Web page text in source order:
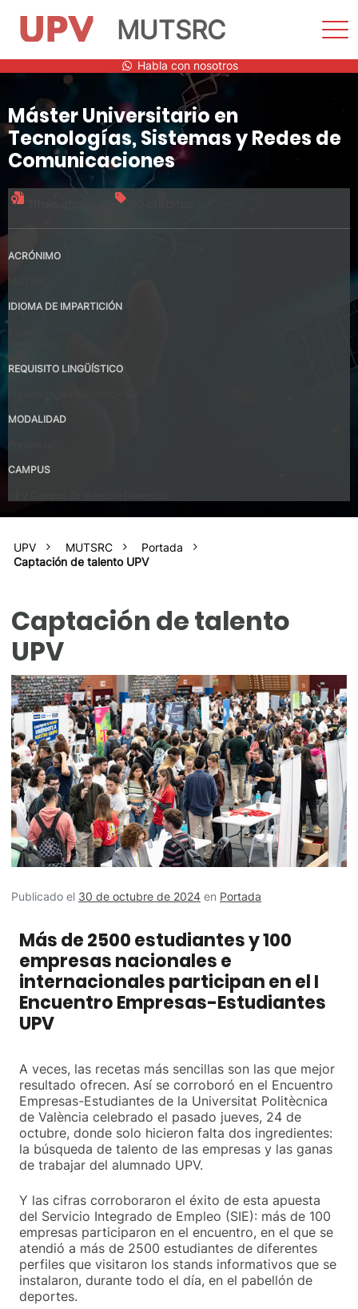
contenido
MUTSRC
Habla con nosotros
Máster Universitario en
Tecnologías, Sistemas y Redes de
Comunicaciones
ACRÓNIMO
IDIOMA DE IMPARTICIÓN
REQUISITO LINGÜÍSTICO
MODALIDAD
CAMPUS
UPV MUTSRC
Portada
Captación de talento UPV
Captación de talento
UPV
Publicado el 30 de octubre de 2024 en Portada
Más de 2500 estudiantes y 100
empresas nacionales e
internacionales participan en el I
Encuentro Empresas-Estudiantes
UPV
A veces, las recetas más sencillas son las que mejor
resultado ofrecen. Así se corroboró en el Encuentro
Empresas-Estudiantes de la Universitat Politècnica
de València celebrado el pasado jueves, 24 de
octubre, donde solo hicieron falta dos ingredientes:
la búsqueda de talento de las empresas y las ganas
de trabajar del alumnado UPV.
Y las cifras corroboraron el éxito de esta apuesta
del Servicio Integrado de Empleo (SIE): más de 100
empresas participaron en el encuentro, en el que se
atendió a más de 2500 estudiantes de diferentes
perfiles que visitaron los stands informativos que se
instalaron, durante todo el día, en el pabellón de
deportes.